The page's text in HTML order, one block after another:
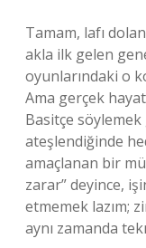
Tamam, lafı
akla ilk gelen
oyunlarındaki o
Ama gerçek
Basitçe
ateşlendiğinde
amaçlanan bir
zarar” deyince,
etmemek lazım;
aynı zamanda